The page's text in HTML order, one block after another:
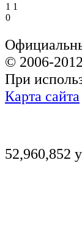
1 1
0
© 2006-
При
Карта сайта
52,960,852